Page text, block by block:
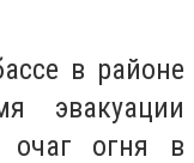
в районе
эвакуации
очаг огня в